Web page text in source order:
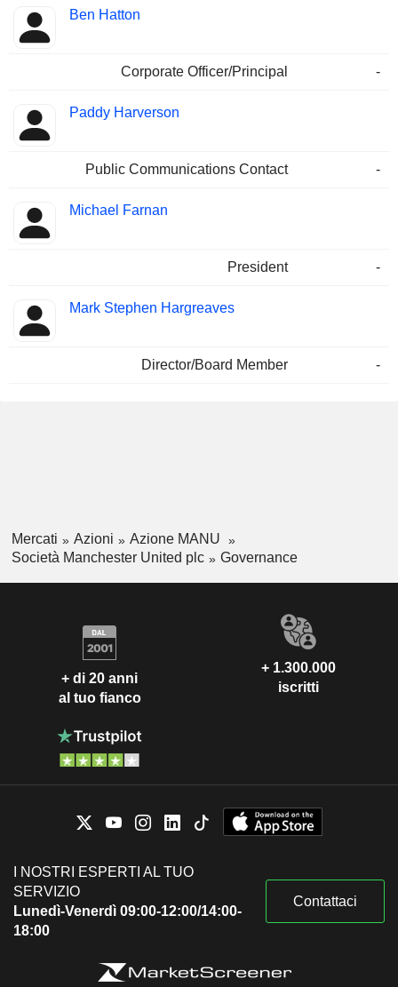
Ben Hatton
Corporate Officer/Principal -
Paddy Harverson
Public Communications Contact -
Michael Farnan
President -
Mark Stephen Hargreaves
Director/Board Member -
Mercati Azioni
Azione MANU
Società Manchester United plc
Governance
+ di 20 anni
al tuo fianco
+ 1.300.000
iscritti
I NOSTRI ESPERTI AL TUO
SERVIZIO
Lunedì-Venerdì 09:00-12:00/14:00-
18:00
Contattaci